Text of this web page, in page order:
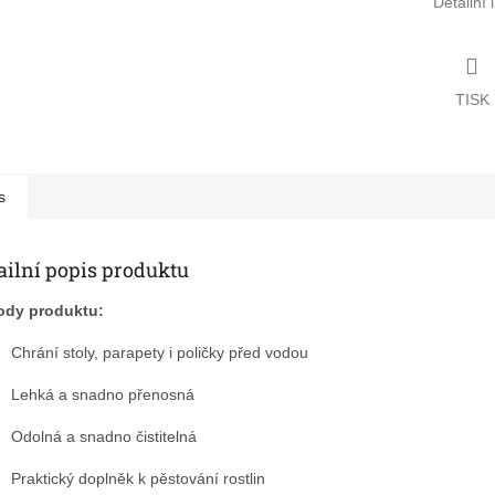
TISK
popis produktu
produktu:
Chrání stoly, parapety i poličky před vodou
Lehká a snadno přenosná
Odolná a snadno čistitelná
Praktický doplněk k pěstování rostlin